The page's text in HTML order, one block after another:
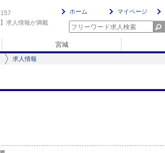
求人情報が満載
ホーム マイページ
宮城
求人情報